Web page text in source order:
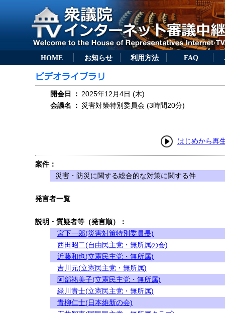
HOME お知らせ 利用方法 FAQ
開会日 ： 2025年12月4日 (木)
会議名
： 災害対策特別委員会 (3時間20分)
はじめから再
案件：
災害・防災に関する総合的な対策に関する件
発言者一覧
説明・質疑者等（発言順）：
宮下一郎(災害対策特別委員長)
西田昭二(自由民主党・無所属の会)
近藤和也(立憲民主党・無所属)
吉川元(立憲民主党・無所属)
阿部祐美子(立憲民主党・無所属)
緑川貴士(立憲民主党・無所属)
青柳仁士(日本維新の会)